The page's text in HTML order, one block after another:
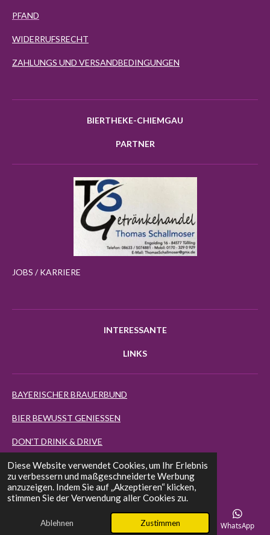
Diese Website verwendet Cookies, um Ihr Erlebnis
zu verbessern und maßgeschneiderte Werbung
anzuzeigen. Indem Sie auf „Akzeptieren“ klicken,
stimmen Sie der Verwendung aller Cookies zu.
Ablehnen Zustimmen
PFAND
WIDERRUFSRECHT
ZAHLUNGS UND VERSANDBEDINGUNGEN
BIERTHEKE-CHIEMGAU
PARTNER
JOBS / KARRIERE
INTERESSANTE
LINKS
BAYERISCHER BRAUERBUND
BIER BEWUSST GENIESSEN
DON'T DRINK & DRIVE
BIERMAP24
EUROPEAN BEER STAR
FINEST BEER SELECTION
E-Mail Telefon Instagram WhatsApp